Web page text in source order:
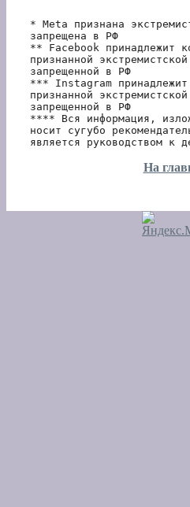
* Meta признана
запрещена в РФ
** Facebook принадлежит
признанной
запрещенной в РФ
*** Instagram принадлежит
признанной
запрещенной в РФ
**** Вся информация,
носит сугубо
является руководством к
На